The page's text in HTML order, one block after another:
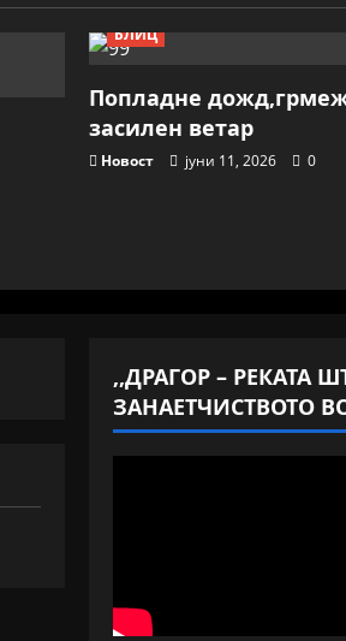
БЛИЦ
Попладне
засилен ветар
Новост јуни 11, 2026 0
,,ДРАГОР – РЕКАТА
ЗАНАЕТЧИСТВОТО